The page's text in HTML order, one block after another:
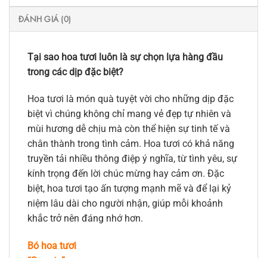
ĐÁNH GIÁ (0)
Tại sao hoa tươi luôn là sự chọn lựa hàng đầu
trong các dịp đặc biệt?
Hoa tươi là món quà tuyệt vời cho những dịp đặc
biệt vì chúng không chỉ mang vẻ đẹp tự nhiên và
mùi hương dễ chịu mà còn thể hiện sự tinh tế và
chân thành trong tình cảm. Hoa tươi có khả năng
truyền tải nhiều thông điệp ý nghĩa, từ tình yêu, sự
kính trọng đến lời chúc mừng hay cảm ơn. Đặc
biệt, hoa tươi tạo ấn tượng mạnh mẽ và để lại kỷ
niệm lâu dài cho người nhận, giúp mỗi khoảnh
khắc trở nên đáng nhớ hơn.
Bó hoa tươi